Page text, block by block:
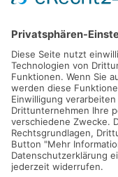
Gefördert durch die
Freie und